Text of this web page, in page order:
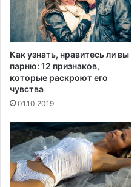
а
т
ц
с
а
х
о
а
н
и
я
п
Как узнать, нравитесь ли вы
парню: 12 признаков,
которые раскроют его
чувства
01.10.2019